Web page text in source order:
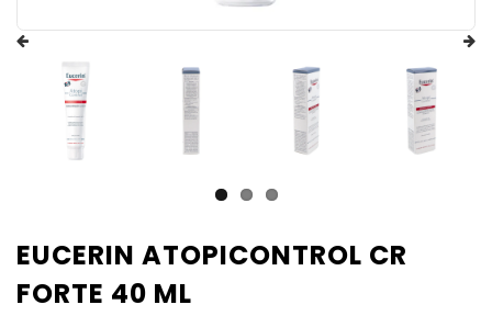
EUCERIN ATOPICONTROL CR
FORTE 40 ML